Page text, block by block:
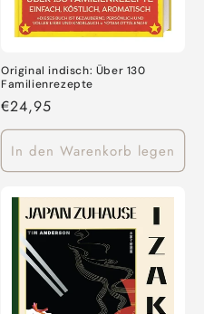
Original indisch: Über 130
Familienrezepte
Normaler
Preis
€24,95
In den Warenkorb legen